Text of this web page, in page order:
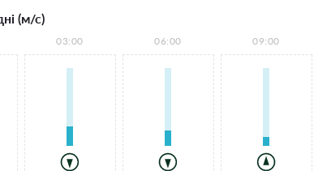
(м/с)
03:00 06:00 09:00